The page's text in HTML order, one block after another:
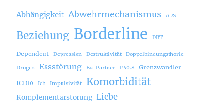
Abhängigkeit Abwehrmechanismus ADS
Beziehung Borderline DBT
Dependent Depression Destruktivität Doppelbindungsthorie
Drogen Essstörung Ex-Partner F60.8 Grenzwandler
ICD10 Ich Impulsivität Komorbidität
Komplementärstörung Liebe